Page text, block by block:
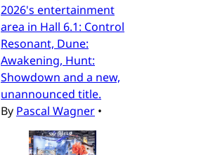
2026's entertainment
area in Hall 6.1: Control
Resonant, Dune:
Awakening, Hunt:
Showdown and a new,
unannounced title.
By Pascal Wagner •